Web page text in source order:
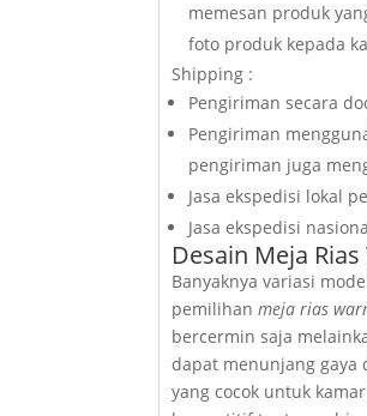
memesan produk
foto produk kepada
Shipping :
Pengiriman secara
Pengiriman
pengiriman juga
Jasa ekspedisi lokal
Jasa ekspedisi
Desain Meja
Banyaknya variasi
pemilihan meja rias
bercermin saja
dapat menunjang gaya
yang cocok untuk